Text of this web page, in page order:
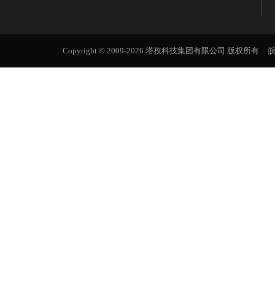
Copyright © 2009-2026 塔孜科技集团有限公司 版权所有